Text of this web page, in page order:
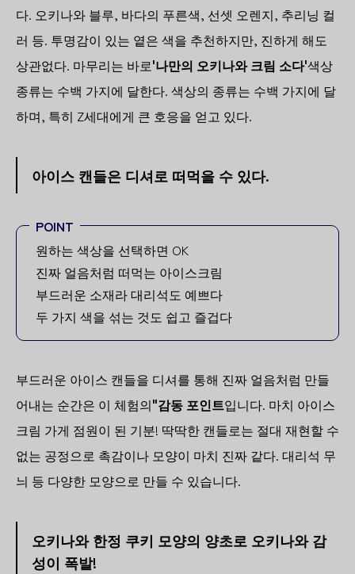
다. 오키나와 블루, 바다의 푸른색, 선셋 오렌지, 추리닝 컬
러 등. 투명감이 있는 옅은 색을 추천하지만, 진하게 해도
상관없다. 마무리는 바로'나만의 오키나와 크림 소다'색상
종류는 수백 가지에 달한다. 색상의 종류는 수백 가지에 달
하며, 특히 Z세대에게 큰 호응을 얻고 있다.
아이스 캔들은 디셔로 떠먹을 수 있다.
POINT
원하는 색상을 선택하면 OK
진짜 얼음처럼 떠먹는 아이스크림
부드러운 소재라 대리석도 예쁘다
두 가지 색을 섞는 것도 쉽고 즐겁다
부드러운 아이스 캔들을 디셔를 통해 진짜 얼음처럼 만들
어내는 순간은 이 체험의"감동 포인트입니다. 마치 아이스
크림 가게 점원이 된 기분! 딱딱한 캔들로는 절대 재현할 수
없는 공정으로 촉감이나 모양이 마치 진짜 같다. 대리석 무
늬 등 다양한 모양으로 만들 수 있습니다.
오키나와 한정 쿠키 모양의 양초로 오키나와 감
성이 폭발!